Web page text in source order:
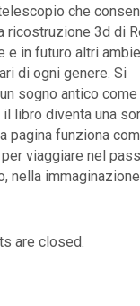
che
ricostruzione 3d di
e in futuro altri
di ogni genere. Si
sogno antico come
il libro diventa una
pagina funziona
viaggiare nel
nella
are closed.